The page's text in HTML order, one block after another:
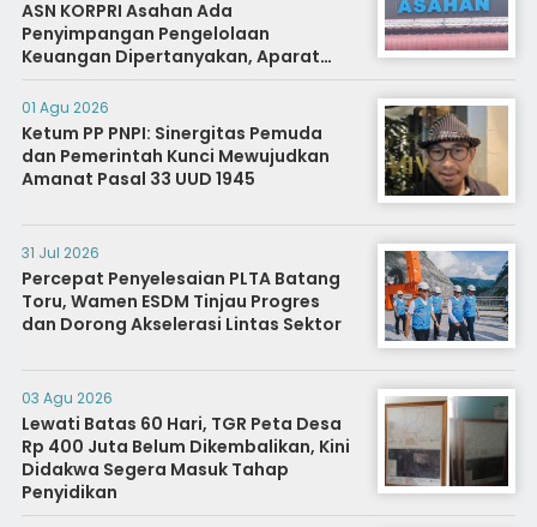
ASN KORPRI Asahan Ada
Penyimpangan Pengelolaan
Keuangan Dipertanyakan, Aparat
Diminta Segera Usut
01 Agu 2026
Ketum PP PNPI: Sinergitas Pemuda
dan Pemerintah Kunci Mewujudkan
Amanat Pasal 33 UUD 1945
31 Jul 2026
Percepat Penyelesaian PLTA Batang
Toru, Wamen ESDM Tinjau Progres
dan Dorong Akselerasi Lintas Sektor
03 Agu 2026
Lewati Batas 60 Hari, TGR Peta Desa
Rp 400 Juta Belum Dikembalikan, Kini
Didakwa Segera Masuk Tahap
Penyidikan